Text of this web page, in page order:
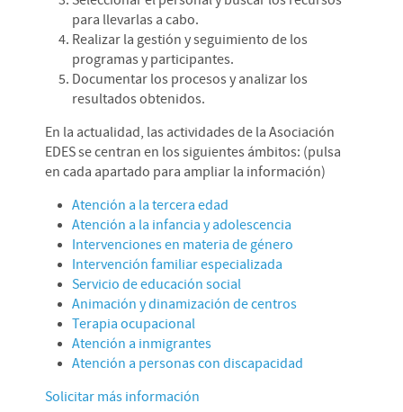
para llevarlas a cabo.
Realizar la gestión y seguimiento de los
programas y participantes.
Documentar los procesos y analizar los
resultados obtenidos.
En la actualidad, las actividades de la Asociación
EDES se centran en los siguientes ámbitos: (pulsa
en cada apartado para ampliar la información)
Atención a la tercera edad
Atención a la infancia y adolescencia
Intervenciones en materia de género
Intervención familiar especializada
Servicio de educación social
Animación y dinamización de centros
Terapia ocupacional
Atención a inmigrantes
Atención a personas con discapacidad
Solicitar más información